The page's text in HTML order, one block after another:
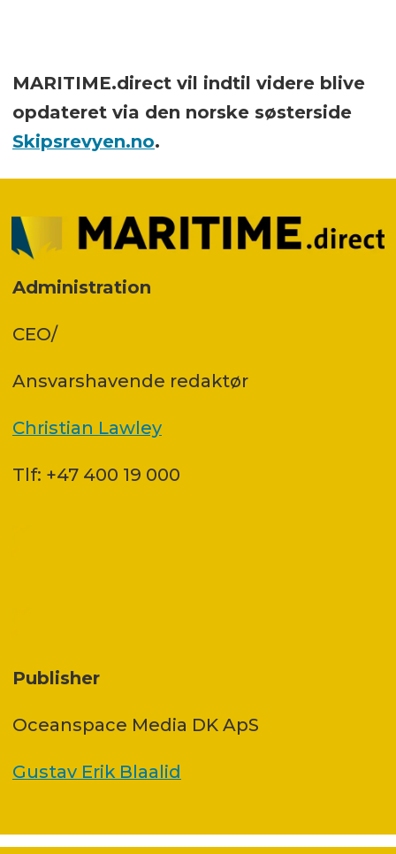
MARITIME.direct vil indtil videre blive
opdateret via den norske søsterside
Skipsrevyen.no.
Administration
CEO/
Ansvars­havende redaktør
Christian Lawley
Tlf: +47 400 19 000
Publisher
Oceanspace Media DK ApS
Gustav Erik Blaalid